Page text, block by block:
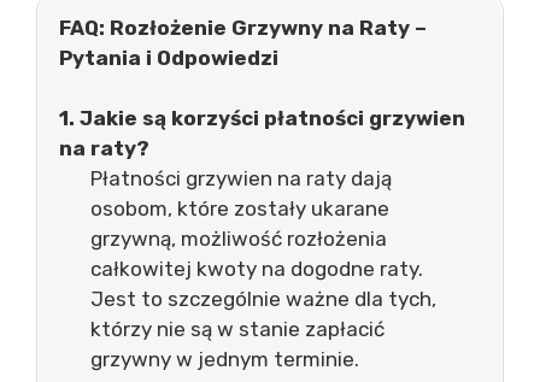
FAQ: Rozłożenie Grzywny na Raty –
Pytania i Odpowiedzi
1. Jakie są korzyści płatności grzywien
na raty?
Płatności grzywien na raty dają
osobom, które zostały ukarane
grzywną, możliwość rozłożenia
całkowitej kwoty na dogodne raty.
Jest to szczególnie ważne dla tych,
którzy nie są w stanie zapłacić
grzywny w jednym terminie.